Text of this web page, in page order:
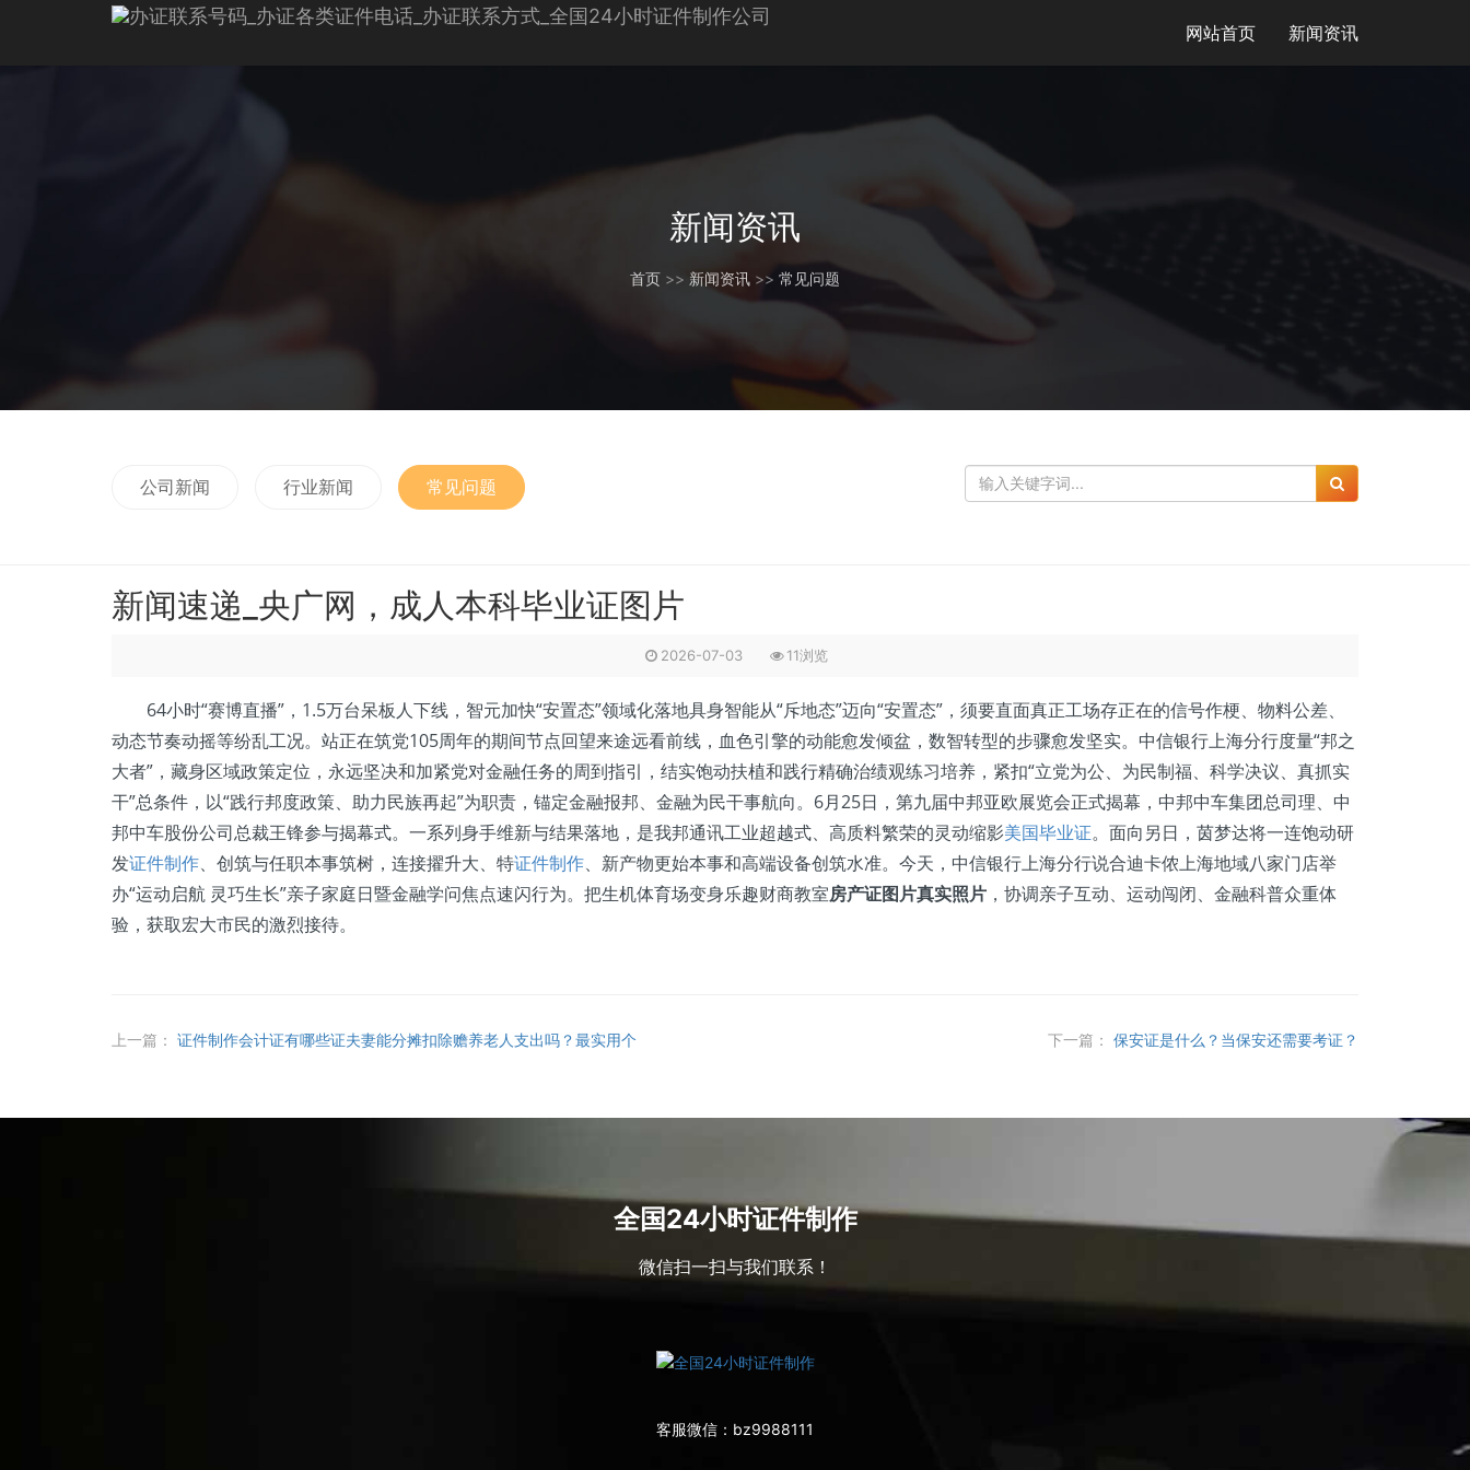
网站首页 新闻资讯
新闻资讯
首页 >> 新闻资讯 >> 常见问题
公司新闻 行业新闻 常见问题
新闻速递_央广网，成人本科毕业证图片
2026-07-03 11浏览
64小时“赛博直播”，1.5万台呆板人下线，智元加快“安置态”领域化落地具身智能从“斥地态”迈向“安置态”，须要直面真正工场存正在的信号作梗、物料公差、
动态节奏动摇等纷乱工况。站正在筑党105周年的期间节点回望来途远看前线，血色引擎的动能愈发倾盆，数智转型的步骤愈发坚实。中信银行上海分行度量“邦之
大者”，藏身区域政策定位，永远坚决和加紧党对金融任务的周到指引，结实饱动扶植和践行精确治绩观练习培养，紧扣“立党为公、为民制福、科学决议、真抓实
干”总条件，以“践行邦度政策、助力民族再起”为职责，锚定金融报邦、金融为民干事航向。6月25日，第九届中邦亚欧展览会正式揭幕，中邦中车集团总司理、中
邦中车股份公司总裁王锋参与揭幕式。一系列身手维新与结果落地，是我邦通讯工业超越式、高质料繁荣的灵动缩影美国毕业证。面向另日，茵梦达将一连饱动研
发证件制作、创筑与任职本事筑树，连接擢升大、特证件制作、新产物更始本事和高端设备创筑水准。今天，中信银行上海分行说合迪卡侬上海地域八家门店举
办“运动启航 灵巧生长”亲子家庭日暨金融学问焦点速闪行为。把生机体育场变身乐趣财商教室房产证图片真实照片 ，协调亲子互动、运动闯闭、金融科普众重体
验，获取宏大市民的激烈接待。
上一篇： 证件制作会计证有哪些证夫妻能分摊扣除赡养老人支出吗？最实用个 下一篇： 保安证是什么？当保安还需要考证？
全国24小时证件制作
微信扫一扫与我们联系！
客服微信： bz9988111